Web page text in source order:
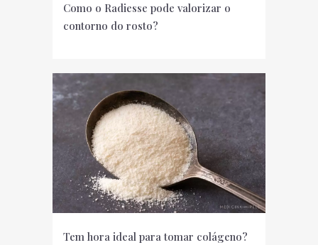
Como o Radiesse pode valorizar o
contorno do rosto?
Tem hora ideal para tomar colágeno?